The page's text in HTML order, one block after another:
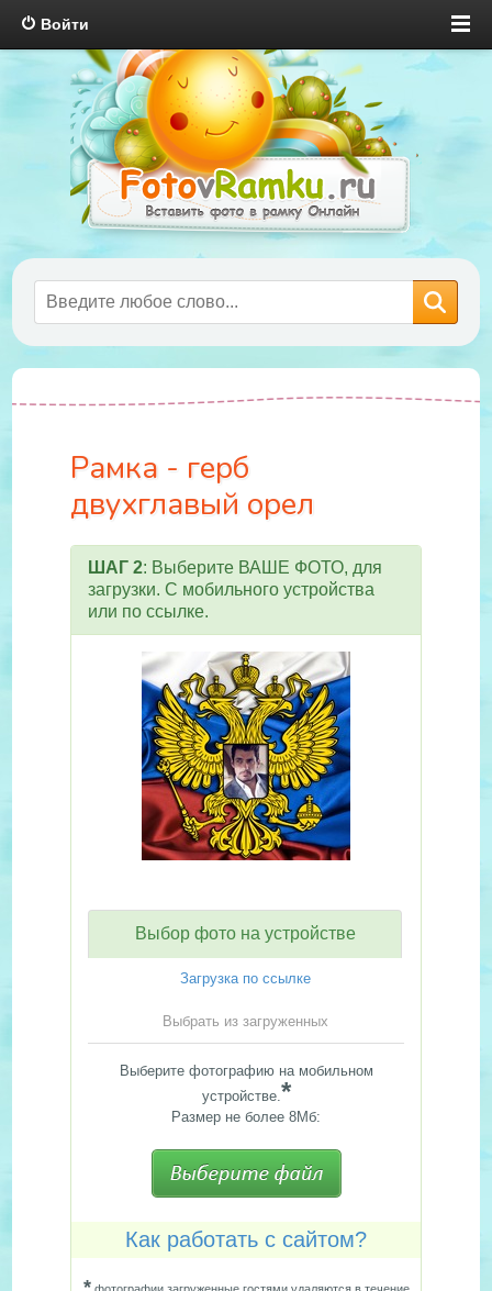
Войти
Рамка - герб
двухглавый орел
ШАГ 2: Выберите ВАШЕ ФОТО, для
загрузки. С мобильного устройства
или по ссылке.
Выбор фото на устройстве
Загрузка по ссылке
Выбрать из загруженных
Выберите фотографию на мобильном
устройстве.*
Размер не более 8Мб:
Как работать с сайтом?
*